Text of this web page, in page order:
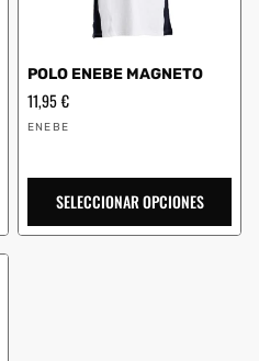
POLO ENEBE MAGNETO
Precio
habitual
11,95 €
Proveedor:
ENEBE
SELECCIONAR OPCIONES